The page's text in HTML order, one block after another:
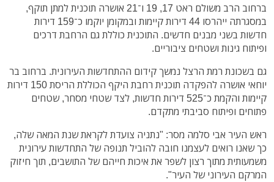
ברחוב הרב משולם ראט 17, 19 ו־21 אושרה תוכנית למתן תוקף,
במסגרתה ייהרסו 44 דירות קיימות ובמקומן יוקמו כ־159 דירות
חדשות בשני מבנים חדשים. התוכנית כוללת גם הרחבת דרכים
ופיתוח גינות ושטחים ציבוריים.
גם בשכונת רמת הרצל נמשך קידום ההתחדשות העירונית. ברחוב בר
יוחאי אושרה להפקדה תוכנית רחבת היקף הכוללת הריסת 150 דירות
קיימות והקמת כ־525 דירות חדשות, לצד שטחי מסחר, שטחים
פתוחים ופיתוח סביבתי מתקדם.
ראש העיר אבי סלמה מסר: "נתניה צועדת לקראת שנת המאה שלה,
כך שאנו רואים לעצמנו חובה להוביל תנופה של התחדשות עירונית
משמעותית מתוך רצון לשפר את איכות חייהם של התושבים, תוך חיזוק
המרקם העירוני של העיר".